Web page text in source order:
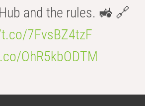
and the rules. 🚜 🔗
7FvsBZ4tzF
OhR5kbODTM